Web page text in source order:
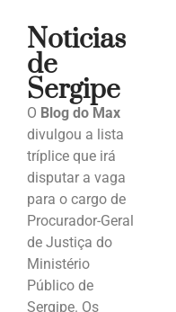
Noticias
de
Sergipe
O Blog do Max
divulgou a lista
tríplice que irá
disputar a vaga
para o cargo de
Procurador-Geral
de Justiça do
Ministério
Público de
Sergipe. Os